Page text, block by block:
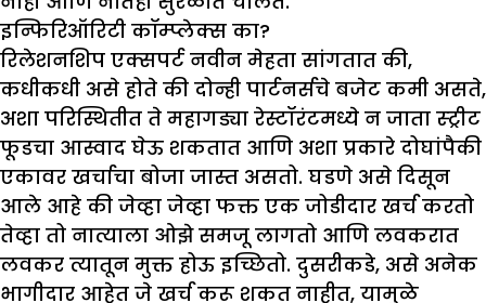
इन्फिरिऑरिटी कॉम्प्लेक्स का?
रिलेशनशिप एक्सपर्ट नवीन मेहता सांगतात की,
कधीकधी असे होते की दोन्ही पार्टनर्सचे बजेट कमी असते,
अशा परिस्थितीत ते महागड्या रेस्टॉरंटमध्ये न जाता स्ट्रीट
फूडचा आस्वाद घेऊ शकतात आणि अशा प्रकारे दोघांपैकी
एकावर खर्चाचा बोजा जास्त असतो. घडणे असे दिसून
आले आहे की जेव्हा जेव्हा फक्त एक जोडीदार खर्च करतो
तेव्हा तो नात्याला ओझे समजू लागतो आणि लवकरात
लवकर त्यातून मुक्त होऊ इच्छितो. दुसरीकडे, असे अनेक
भागीदार आहेत जे खर्च करू शकत नाहीत, यामुळे